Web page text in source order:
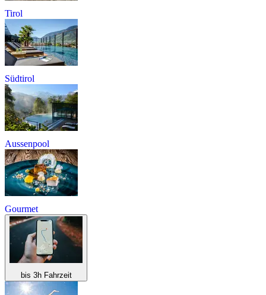
Tirol
Südtirol
Aussenpool
Gourmet
bis 3h Fahrzeit